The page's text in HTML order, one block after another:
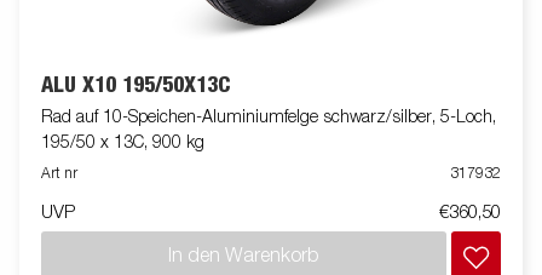
ALU X10 195/50X13C
Rad auf 10-Speichen-Aluminiumfelge schwarz/silber, 5-Loch,
195/50 x 13C, 900 kg
Art nr 317932
UVP €360,50
In den Warenkorb